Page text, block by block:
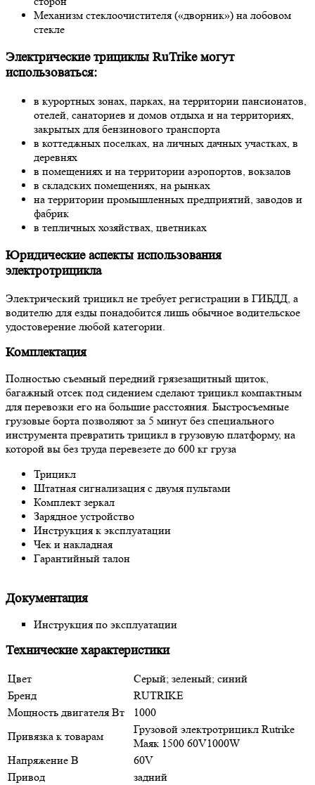
Механизм стеклоочистителя («дворник») на лобовом
стекле
Электрические трициклыRuTrikeмогут
использоваться:
в курортных зонах, парках, на территории пансионатов,
отелей, санаториев и домов отдыха и на территориях,
закрытых для бензинового транспорта
в коттеджных поселках, на личных дачных участках, в
деревнях
в помещениях и на территории аэропортов, вокзалов
в складских помещениях, на рынках
на территории промышленных предприятий, заводов и
фабрик
в тепличных хозяйствах, цветниках
Юридические аспекты использования
электротрицикла
Электрический трицикл не требует регистрации в ГИБДД, а
водителю для езды понадобится лишь обычное водительское
удостоверение любой категории.
Комплектация
Полностью съемный передний грязезащитный щиток,
багажный отсек под сидением сделают трицикл компактным
для перевозки его на большие расстояния. Быстросъемные
грузовые борта позволяют за 5 минут без специального
инструмента превратить трицикл в грузовую платформу, на
которой вы без труда перевезете до 600 кг груза
Трицикл
Штатная сигнализация с двумя пультами
Комплект зеркал
Зарядное устройство
Инструкция к эксплуатации
Чек и накладная
Гарантийный талон
Документация
Инструкция по эксплуатации
Технические характеристики
Цвет
Серый; зеленый; синий
Бренд
RUTRIKE
Мощность двигателя Вт
1000
Привязка к товарам
Грузовой электротрицикл Rutrike
Маяк 1500 60V1000W
Напряжение В
60V
Привод
задний